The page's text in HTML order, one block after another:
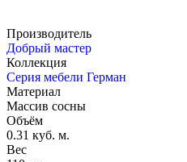
Производитель
Добрый мастер
Коллекция
Серия мебели Герман
Материал
Массив сосны
Объём
0.31 куб. м.
Вес